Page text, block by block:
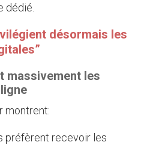
dédié.
désormais les
massivement les
montrent:
préfèrent recevoir les